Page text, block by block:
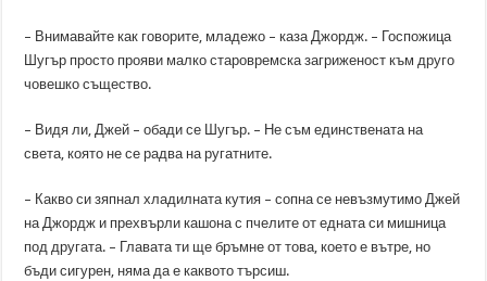
– Внимавайте как говорите, младежо – каза Джордж. – Госпожица
Шугър просто прояви малко старовремска загриженост към друго
човешко същество.
– Видя ли, Джей – обади се Шугър. – Не съм единствената на
света, която не се радва на ругатните.
– Какво си зяпнал хладилната кутия – сопна се невъзмутимо Джей
на Джордж и прехвърли кашона с пчелите от едната си мишница
под другата. – Главата ти ще бръмне от това, което е вътре, но
бъди сигурен, няма да е каквото търсиш.